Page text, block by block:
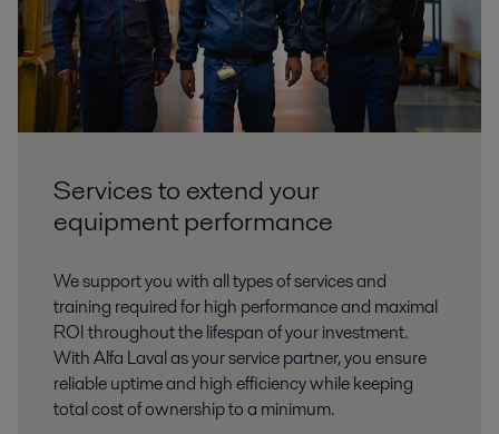
Services to extend your
equipment performance
We support you with all types of services and
training required for high performance and maximal
ROI throughout the lifespan of your investment.
With Alfa Laval as your service partner, you ensure
reliable uptime and high efficiency while keeping
total cost of ownership to a minimum.